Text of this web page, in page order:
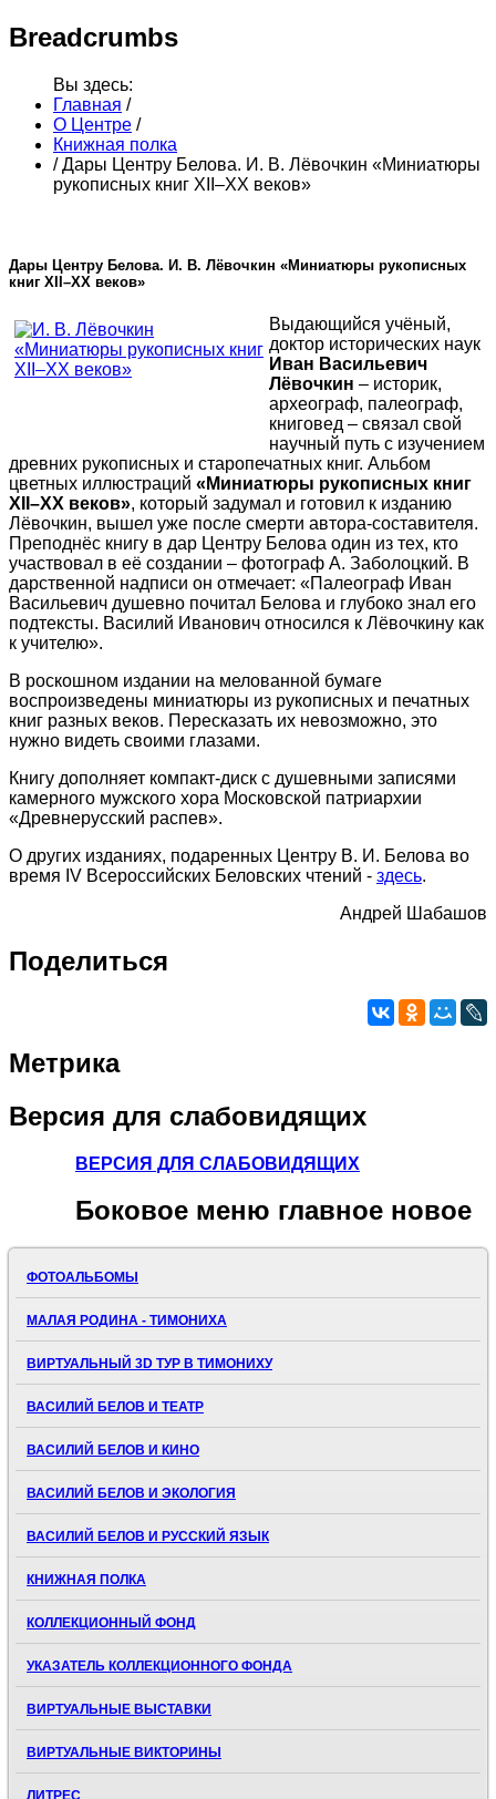
Breadcrumbs
Вы здесь:
Главная /
О Центре /
Книжная полка
/ Дары Центру Белова. И. В. Лёвочкин «Миниатюры
рукописных книг XII–XX веков»
Дары Центру Белова. И. В. Лёвочкин «Миниатюры рукописных
книг XII–XX веков»
Выдающийся учёный,
доктор исторических наук
Иван Васильевич
Лёвочкин – историк,
археограф, палеограф,
книговед – связал свой
научный путь с изучением
древних рукописных и старопечатных книг. Альбом
цветных иллюстраций «Миниатюры рукописных книг
XII–XX веков», который задумал и готовил к изданию
Лёвочкин, вышел уже после смерти автора-составителя.
Преподнёс книгу в дар Центру Белова один из тех, кто
участвовал в её создании – фотограф А. Заболоцкий. В
дарственной надписи он отмечает: «Палеограф Иван
Васильевич душевно почитал Белова и глубоко знал его
подтексты. Василий Иванович относился к Лёвочкину как
к учителю».
В роскошном издании на мелованной бумаге
воспроизведены миниатюры из рукописных и печатных
книг разных веков. Пересказать их невозможно, это
нужно видеть своими глазами.
Книгу дополняет компакт-диск с душевными записями
камерного мужского хора Московской патриархии
«Древнерусский распев».
О других изданиях, подаренных Центру В. И. Белова во
время IV Всероссийских Беловских чтений - здесь.
Андрей Шабашов
Поделиться
Метрика
Версия для слабовидящих
ВЕРСИЯ ДЛЯ СЛАБОВИДЯЩИХ
Боковое меню главное новое
ФОТОАЛЬБОМЫ
МАЛАЯ РОДИНА - ТИМОНИХА
ВИРТУАЛЬНЫЙ 3D ТУР В ТИМОНИХУ
ВАСИЛИЙ БЕЛОВ И ТЕАТР
ВАСИЛИЙ БЕЛОВ И КИНО
ВАСИЛИЙ БЕЛОВ И ЭКОЛОГИЯ
ВАСИЛИЙ БЕЛОВ И РУССКИЙ ЯЗЫК
КНИЖНАЯ ПОЛКА
КОЛЛЕКЦИОННЫЙ ФОНД
УКАЗАТЕЛЬ КОЛЛЕКЦИОННОГО ФОНДА
ВИРТУАЛЬНЫЕ ВЫСТАВКИ
ВИРТУАЛЬНЫЕ ВИКТОРИНЫ